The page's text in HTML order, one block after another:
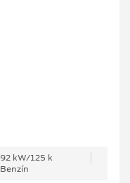
92 kW/125 k
Benzín